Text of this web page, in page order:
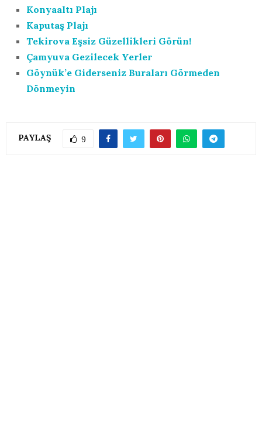
Konyaaltı Plajı
Kaputaş Plajı
Tekirova Eşsiz Güzellikleri Görün!
Çamyuva Gezilecek Yerler
Göynük’e Giderseniz Buraları Görmeden
Dönmeyin
PAYLAŞ 9